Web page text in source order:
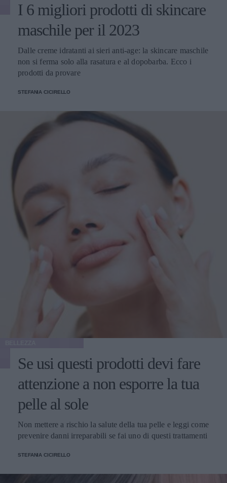
I 6 migliori prodotti di skincare
maschile per il 2023
Dalle creme idratanti ai sieri anti-age: la skincare maschile
non si ferma solo alla rasatura e al dopobarba. Ecco i
prodotti da provare
STEFANIA CICIRELLO
Se usi questi prodotti devi fare
attenzione a non esporre la tua
pelle al sole
Non mettere a rischio la salute della tua pelle e leggi come
prevenire danni irreparabili se fai uno di questi trattamenti
STEFANIA CICIRELLO